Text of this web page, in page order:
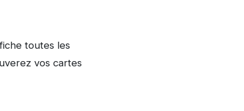
toutes les
vos cartes